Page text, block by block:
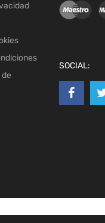
SOCIAL: